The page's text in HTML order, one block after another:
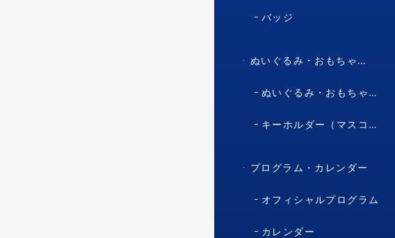
バッジ
ぬいぐるみ・おもちゃ・マスコット・キャラクター
ぬいぐるみ・おもちゃ（マスコット・キャラクター）
キーホルダー（マスコット・キャラクター）
プログラム・カレンダー
オフィシャルプログラム
カレンダー